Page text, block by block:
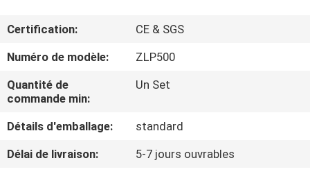
SUJET
DE
NOUS
VISITE
D'USINE
Certification:
CE & SGS
Numéro de modèle:
ZLP500
Quantité de
commande min:
Un Set
Détails d'emballage:
standard
Délai de livraison:
5-7 jours ouvrables